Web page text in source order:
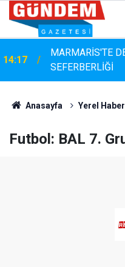
MARMARİS'TE
SEFERBERLİĞİ
13:23
Bayram Arıcı:
Aşan Muhtarlık
Anasayfa Yerel
Futbol: BAL 7.